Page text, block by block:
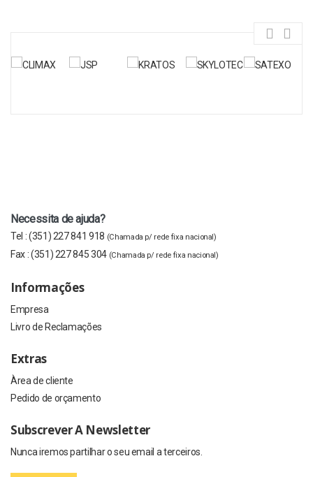
Necessita de ajuda?
Tel :(351) 227 841 918 (Chamada p/ rede fixa nacional)
Fax :(351) 227 845 304 (Chamada p/ rede fixa nacional)
Informações
Empresa
Livro de Reclamações
Extras
Àrea de cliente
Pedido de orçamento
Subscrever A Newsletter
Nunca iremos partilhar o seu email a terceiros.